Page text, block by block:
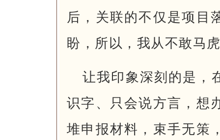
后，关联的不仅是项目
盼，所以，我从不敢马
让我印象深刻的是，
识字、只会说方言，想
堆申报材料，束手无策